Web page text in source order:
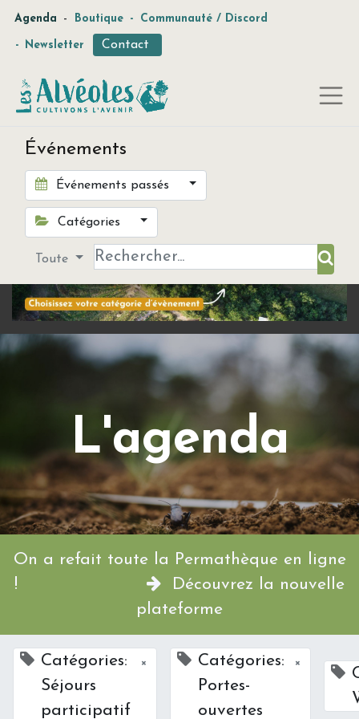
Agenda - Boutique - Communauté / Discord
- Newsletter Contact
Événements
Événements passés
Catégories
Toute
L'agenda
On a refait toute la Permathèque en ligne
!
Découvrez la nouvelle
plateforme
Catégories:
Séjours
participatif
×
Catégories:
Portes-
ouvertes
×